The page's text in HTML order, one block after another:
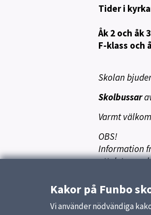
Tider i
Åk 2 och
F-klass och
Skolan
Skolbussar
Varmt
OBS!
Information
att det
Kakor på Funbo
Vi använder nödvändiga